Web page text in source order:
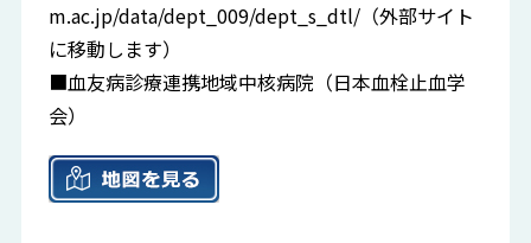
m.ac.jp/data/dept_009/dept_s_dtl/ （外部サイト
に移動します）
■血友病診療連携地域中核病院（日本血栓止血学
会）